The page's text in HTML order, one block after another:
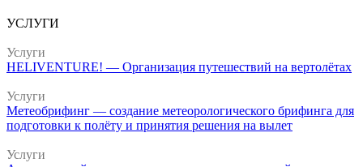
УСЛУГИ
Услуги
HELIVENTURE! — Организация путешествий на вертолётах
Услуги
Метеобрифинг — создание метеорологического брифинга для
подготовки к полёту и принятия решения на вылет
Услуги